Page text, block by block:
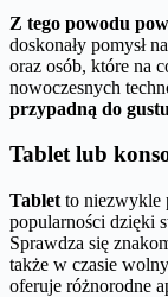
Z tego powodu
doskonały pomysł
oraz osób, które na
nowoczesnych
przypadną do
Tablet lub
Tablet to niezwykle
popularności dzięki
Sprawdza się
także w czasie
oferuje różnorodne